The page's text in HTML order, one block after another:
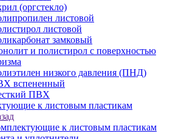
(оргстекло)
листовой
листовой
замковый
и полистирол с поверхностью
низкого давления (ПНД)
вспененный
ПВХ
к листовым пластикам
к листовым пластикам